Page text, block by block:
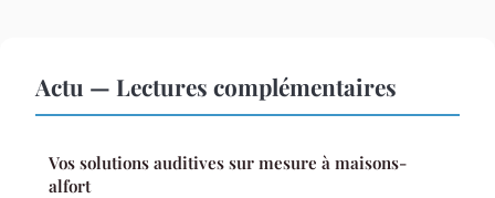
Actu — Lectures complémentaires
Vos solutions auditives sur mesure à maisons-
alfort